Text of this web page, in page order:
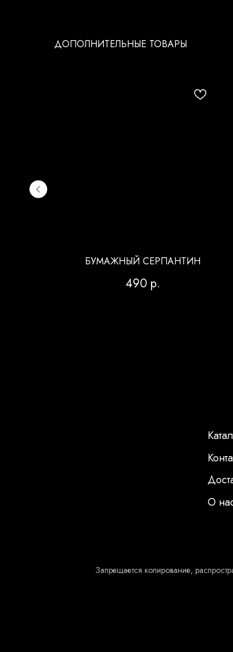
ДОПОЛНИТЕЛЬНЫЕ ТОВАРЫ
БУМАЖНЫЙ СЕРПАНТИН
490 р.
О
Запрещается копирование,